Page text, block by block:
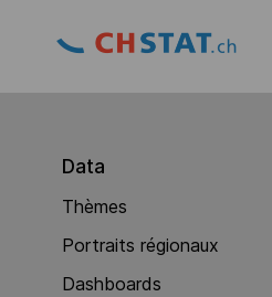
Data
Thèmes
Portraits régionaux
Dashboards